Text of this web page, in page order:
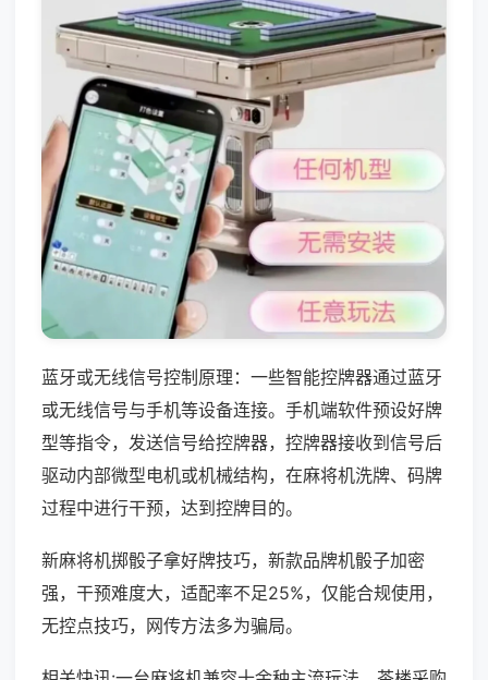
蓝牙或无线信号控制原理：一些智能控牌器通过蓝牙
或无线信号与手机等设备连接。手机端软件预设好牌
型等指令，发送信号给控牌器，控牌器接收到信号后
驱动内部微型电机或机械结构，在麻将机洗牌、码牌
过程中进行干预，达到控牌目的。
新麻将机掷骰子拿好牌技巧，新款品牌机骰子加密
强，干预难度大，适配率不足25%，仅能合规使用，
无控点技巧，网传方法多为骗局。